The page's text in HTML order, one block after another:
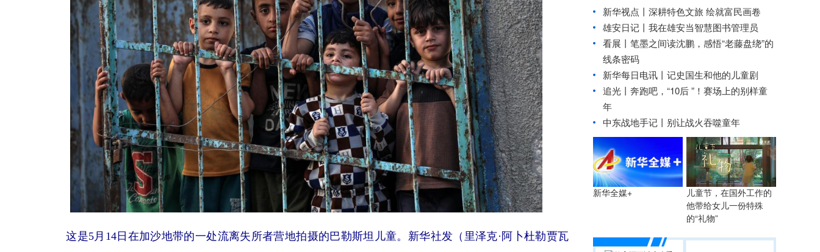
这是5月14日在加沙地带的一处流离失所者营地拍摄的巴勒斯坦儿童。新华社发（里泽克·阿卜杜勒贾瓦
新华视点丨 深耕特色文旅 绘就富民画卷
雄安日记丨我在雄安当智慧图书管理员
看展丨笔墨之间读沈鹏，感悟“老藤盘绕”的
线条密码
新华每日电讯丨 记史国生和他的儿童剧
追光丨 奔跑吧，“10后 ”！赛场上的别样童
年
中东战地手记丨别让战火吞噬童年
新华全媒+
儿童节，在国外工作的
他带给女儿一份特殊
的“礼物”